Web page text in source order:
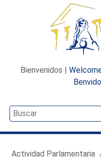
Bienvenidos |
Actividad Parlamentaria